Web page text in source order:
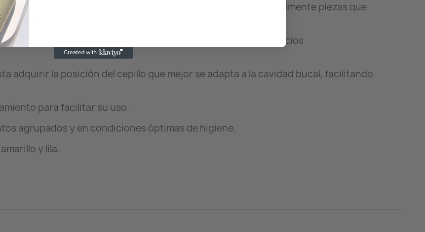
zonas de difícil acceso (zonas posteriores de la boca, especialmente piezas que
dentaria, etc.).
seguir el contorno de las encías y facilitar el acceso a los espacios
adquirir la posición del cepillo que mejor se adapta a la cavidad bucal, facilitando
para facilitar su uso.
agrupados y en condiciones óptimas de higiene.
y lila.